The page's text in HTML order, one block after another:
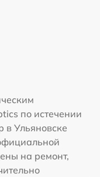
по истечении
в Ульяновске
на ремонт,